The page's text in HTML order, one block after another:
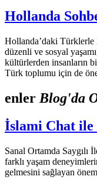
Hollanda
Hollanda’daki Türklerle
düzenli ve sosyal
kültürlerden insanların
Türk toplumu için de
enler Blog'da
İslami Chat ile
Sanal Ortamda Saygılı
farklı yaşam
gelmesini sağlayan